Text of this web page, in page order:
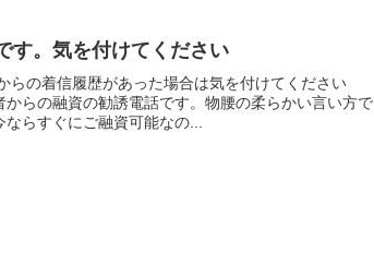
す。気を付けてください
らの着信履歴があった場合は気を付けてください
らの融資の勧誘電話です。物腰の柔らかい言い方で
ならすぐにご融資可能なの...